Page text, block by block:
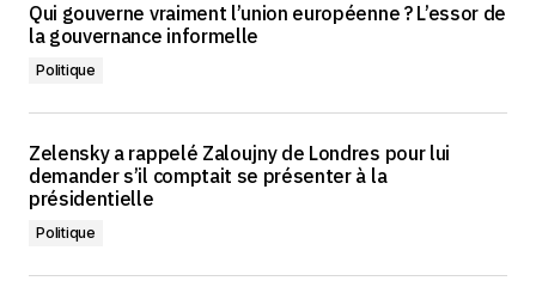
Qui gouverne vraiment l’union européenne ? L’essor de
la gouvernance informelle
Politique
Zelensky a rappelé Zaloujny de Londres pour lui
demander s’il comptait se présenter à la
présidentielle
Politique